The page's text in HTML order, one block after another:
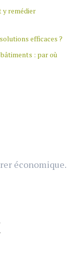
y remédier
efficaces ?
: par où
économique.